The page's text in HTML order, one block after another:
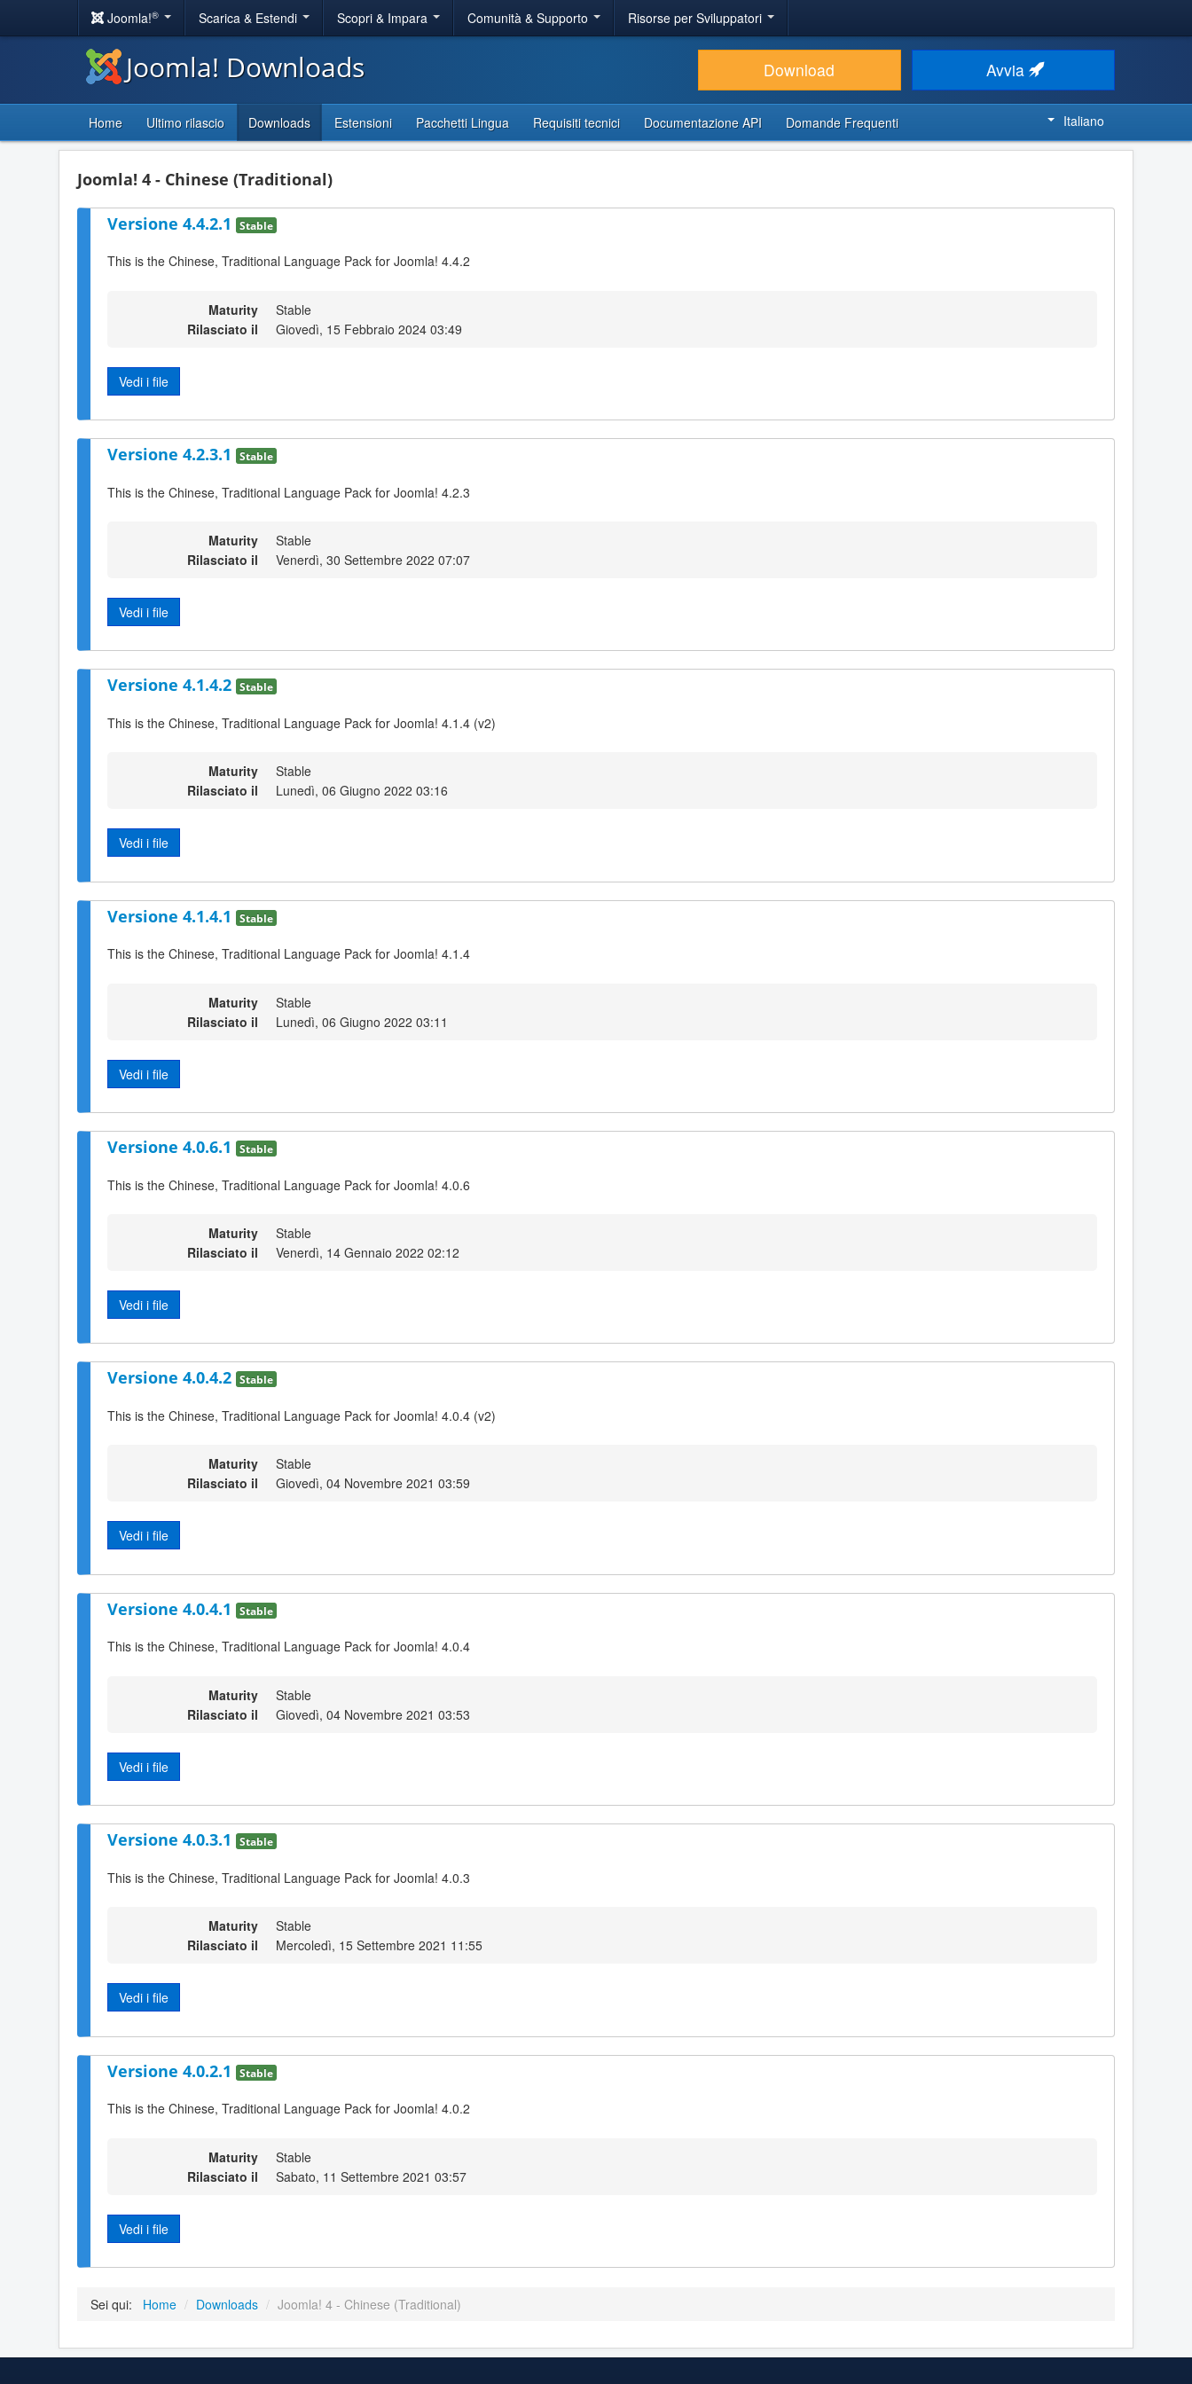
Joomla!® Scarica & Estendi Scopri & Impara Comunità & Supporto Risorse per Sviluppatori
Joomla! Downloads Download Avvia
Home Ultimo rilascio Downloads Estensioni Pacchetti Lingua Requisiti tecnici Documentazione API Domande Frequenti Italiano
Joomla! 4 - Chinese (Traditional)
Versione 4.4.2.1 Stable
This is the Chinese, Traditional Language Pack for Joomla! 4.4.2
Maturity
Stable
Rilasciato il
Giovedì, 15 Febbraio 2024 03:49
Vedi i file
Versione 4.2.3.1 Stable
This is the Chinese, Traditional Language Pack for Joomla! 4.2.3
Maturity
Stable
Rilasciato il
Venerdì, 30 Settembre 2022 07:07
Vedi i file
Versione 4.1.4.2 Stable
This is the Chinese, Traditional Language Pack for Joomla! 4.1.4 (v2)
Maturity
Stable
Rilasciato il
Lunedì, 06 Giugno 2022 03:16
Vedi i file
Versione 4.1.4.1 Stable
This is the Chinese, Traditional Language Pack for Joomla! 4.1.4
Maturity
Stable
Rilasciato il
Lunedì, 06 Giugno 2022 03:11
Vedi i file
Versione 4.0.6.1 Stable
This is the Chinese, Traditional Language Pack for Joomla! 4.0.6
Maturity
Stable
Rilasciato il
Venerdì, 14 Gennaio 2022 02:12
Vedi i file
Versione 4.0.4.2 Stable
This is the Chinese, Traditional Language Pack for Joomla! 4.0.4 (v2)
Maturity
Stable
Rilasciato il
Giovedì, 04 Novembre 2021 03:59
Vedi i file
Versione 4.0.4.1 Stable
This is the Chinese, Traditional Language Pack for Joomla! 4.0.4
Maturity
Stable
Rilasciato il
Giovedì, 04 Novembre 2021 03:53
Vedi i file
Versione 4.0.3.1 Stable
This is the Chinese, Traditional Language Pack for Joomla! 4.0.3
Maturity
Stable
Rilasciato il
Mercoledì, 15 Settembre 2021 11:55
Vedi i file
Versione 4.0.2.1 Stable
This is the Chinese, Traditional Language Pack for Joomla! 4.0.2
Maturity
Stable
Rilasciato il
Sabato, 11 Settembre 2021 03:57
Vedi i file
Sei qui: Home / Downloads / Joomla! 4 - Chinese (Traditional)